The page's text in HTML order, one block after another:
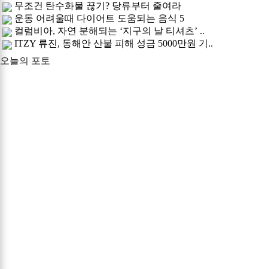
무조건 탄수화물 끊기? 당류부터 줄여라
운동 어려울때 다이어트 도움되는 음식 5
컬럼비아, 자연 분해되는 ‘지구의 날 티셔츠’ ..
ITZY 류진, 동해안 산불 피해 성금 5000만원 기..
오늘의 포토